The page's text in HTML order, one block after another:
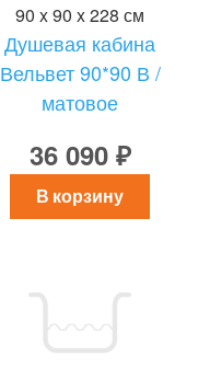
90 x 90 x 228 см
Душевая кабина
Вельвет 90*90 В /
матовое
36 090 ₽
В корзину